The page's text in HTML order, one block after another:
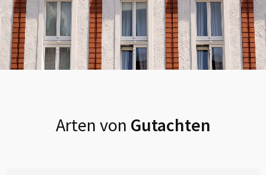
Arten von Gutachten